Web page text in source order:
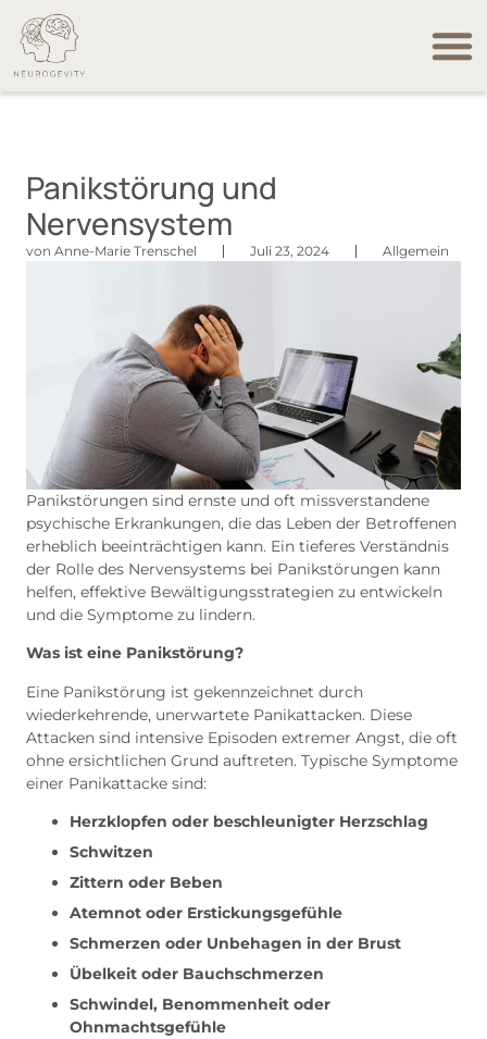
Panikstörung und
Nervensystem
von Anne-Marie Trenschel Juli 23, 2024 Allgemein
Panikstörungen sind ernste und oft missverstandene
psychische Erkrankungen, die das Leben der Betroffenen
erheblich beeinträchtigen kann. Ein tieferes Verständnis
der Rolle des Nervensystems bei Panikstörungen kann
helfen, effektive Bewältigungsstrategien zu entwickeln
und die Symptome zu lindern.
Was ist eine Panikstörung?
Eine Panikstörung ist gekennzeichnet durch
wiederkehrende, unerwartete Panikattacken. Diese
Attacken sind intensive Episoden extremer Angst, die oft
ohne ersichtlichen Grund auftreten. Typische Symptome
einer Panikattacke sind:
Herzklopfen oder beschleunigter Herzschlag
Schwitzen
Zittern oder Beben
Atemnot oder Erstickungsgefühle
Schmerzen oder Unbehagen in der Brust
Übelkeit oder Bauchschmerzen
Schwindel, Benommenheit oder
Ohnmachtsgefühle